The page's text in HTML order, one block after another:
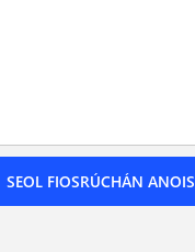
SEOL FIOSRÚCHÁN ANOIS